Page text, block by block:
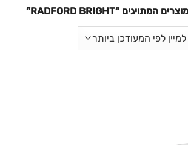
מוצרים המתויגים “RADFORD BRIGHT”